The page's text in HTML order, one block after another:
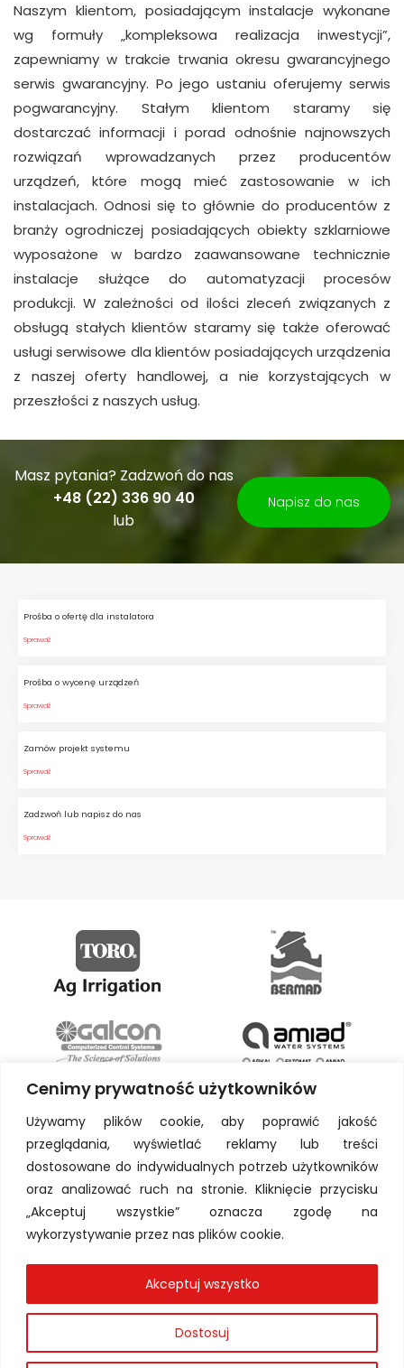
Cenimy prywatność użytkowników
Używamy plików cookie, aby poprawić jakość
przeglądania, wyświetlać reklamy lub treści
dostosowane do indywidualnych potrzeb użytkowników
oraz analizować ruch na stronie. Kliknięcie przycisku
„Akceptuj wszystkie” oznacza zgodę na
wykorzystywanie przez nas plików cookie.
Dostosuj
Akceptuj wszystko
Naszym klientom, posiadającym instalacje wykonane
wg formuły „kompleksowa realizacja inwestycji”,
zapewniamy w trakcie trwania okresu gwarancyjnego
serwis gwarancyjny. Po jego ustaniu oferujemy serwis
pogwarancyjny. Stałym klientom staramy się
dostarczać informacji i porad odnośnie najnowszych
rozwiązań wprowadzanych przez producentów
urządzeń, które mogą mieć zastosowanie w ich
instalacjach. Odnosi się to głównie do producentów z
branży ogrodniczej posiadających obiekty szklarniowe
wyposażone w bardzo zaawansowane technicznie
instalacje służące do automatyzacji procesów
produkcji. W zależności od ilości zleceń związanych z
obsługą stałych klientów staramy się także oferować
usługi serwisowe dla klientów posiadających urządzenia
z naszej oferty handlowej, a nie korzystających w
przeszłości z naszych usług.
Masz pytania? Zadzwoń do nas
+48 (22) 336 90 40
lub
Napisz do nas
Prośba o ofertę dla instalatora
Sprawdź
Prośba o wycenę urządzeń
Sprawdź
Zamów projekt systemu
Sprawdź
Zadzwoń lub napisz do nas
Sprawdź